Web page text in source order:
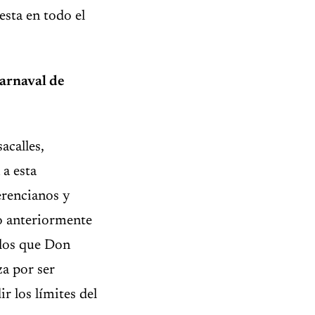
en todo el
de
esta
y
anteriormente
que Don
por ser
los límites del